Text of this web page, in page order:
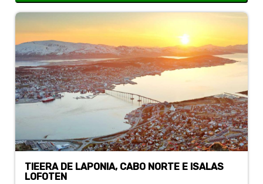
TIEERA DE LAPONIA, CABO NORTE E ISALAS
LOFOTEN